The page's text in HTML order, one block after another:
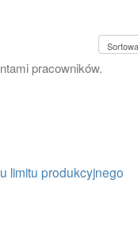
pracowników.
limitu produkcyjnego